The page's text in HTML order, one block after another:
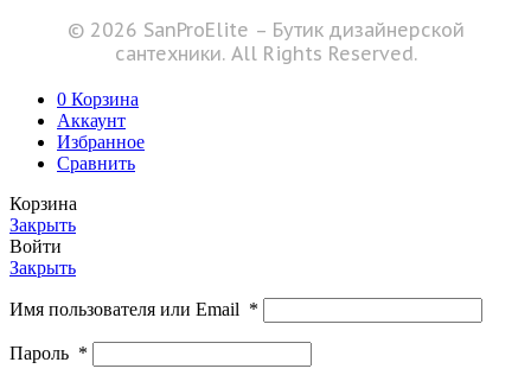
© 2026 SanProElite – Бутик дизайнерской
сантехники. All Rights Reserved.
0 Корзина
Аккаунт
Избранное
Сравнить
Корзина
Закрыть
Войти
Закрыть
Имя пользователя или Email *
Пароль *